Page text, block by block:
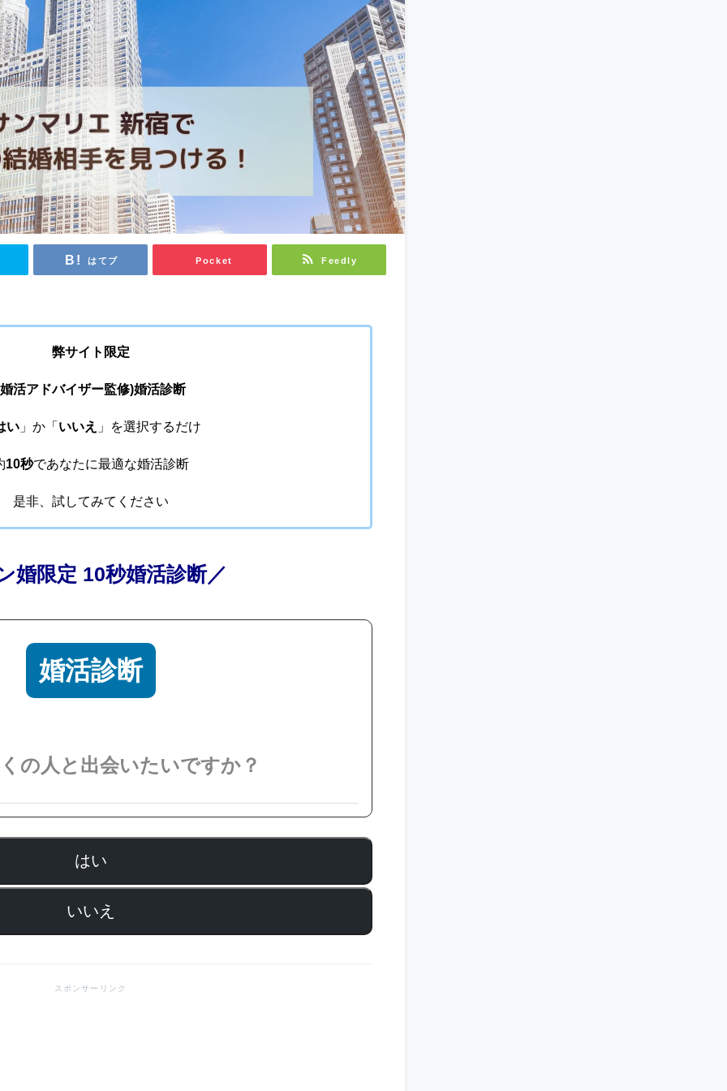
はてブ Pocket Feedly
弊サイト限定
活アドバイザー監修)婚活診断
い」か「 いいえ 」を選択するだけ
10秒であなたに最適な婚活診断
是非、試してみてください
婚限定 10秒婚活診断／
婚活診断
の人と出会いたいですか？
はい
いいえ